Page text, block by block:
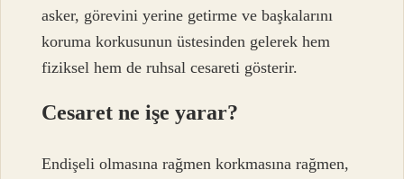
asker, görevini yerine getirme ve başkalarını
koruma korkusunun üstesinden gelerek hem
fiziksel hem de ruhsal cesareti gösterir.
Cesaret ne işe yarar?
Endişeli olmasına rağmen korkmasına rağmen,